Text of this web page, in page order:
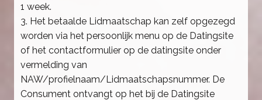
1 week.
3. Het betaalde Lidmaatschap kan zelf opgezegd
worden via het persoonlijk menu op de Datingsite
of het contactformulier op de datingsite onder
vermelding van
NAW/profielnaam/Lidmaatschapsnummer. De
Consument ontvangt op het bij de Datingsite